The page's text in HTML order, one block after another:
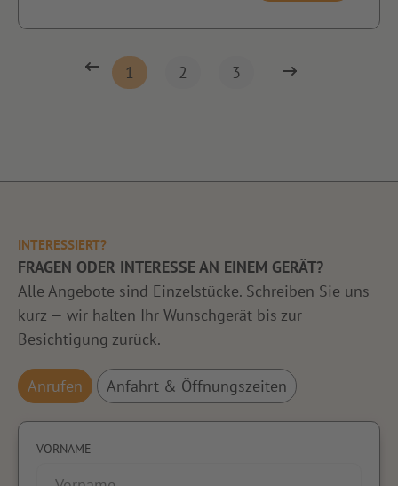
1 2 3
INTERESSIERT?
FRAGEN ODER INTERESSE AN EINEM GERÄT?
Alle Angebote sind Einzelstücke. Schreiben Sie uns
kurz — wir halten Ihr Wunschgerät bis zur
Besichtigung zurück.
Anrufen Anfahrt & Öffnungszeiten
VORNAME